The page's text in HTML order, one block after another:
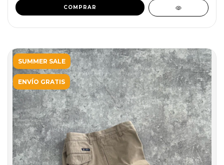
SUMMER SALE
ENVÍO GRATIS